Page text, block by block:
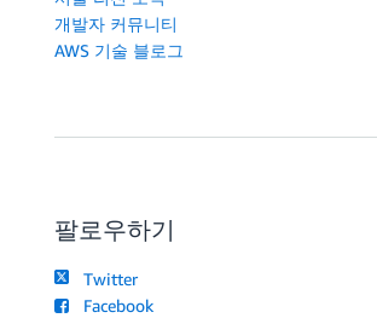
개발자 커뮤니티
AWS 기술 블로그
팔로우하기
Twitter
Facebook